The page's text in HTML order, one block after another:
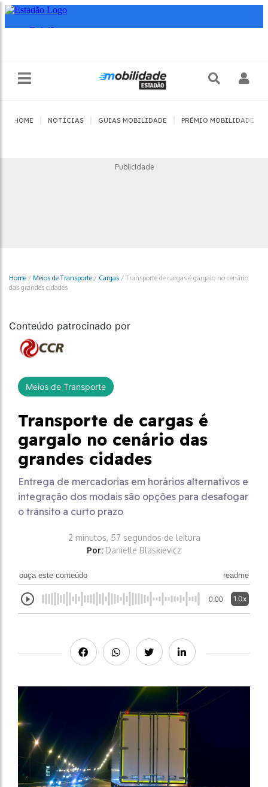
HOME NOTÍCIAS GUIAS MOBILIDADE PRÊMIO MOBILIDADE
Publicidade
Home / Meios de Transporte / Cargas /Transporte de cargas é gargalo no cenário
das grandes cidades
Conteúdo patrocinado por
Meios de Transporte
Transporte de cargas é
gargalo no cenário das
grandes cidades
Entrega de mercadorias em horários alternativos e
integração dos modais são opções para desafogar
o trânsito a curto prazo
2 minutos, 57 segundos de leitura
Por: Danielle Blaskievicz
ouça este conteúdo readme
0:00 1.0x